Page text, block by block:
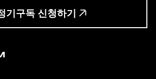
기구독 신청하기